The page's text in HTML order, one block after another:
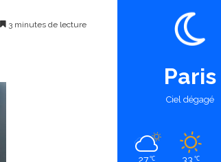
3 minutes de lecture
Paris
Ciel dégagé
℃ ℃